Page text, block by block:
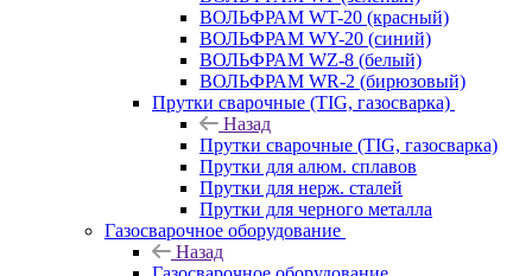
ВОЛЬФРАМ WT-20 (красный)
ВОЛЬФРАМ WY-20 (синий)
ВОЛЬФРАМ WZ-8 (белый)
ВОЛЬФРАМ WR-2 (бирюзовый)
Прутки сварочные (TIG, газосварка)
Назад
Прутки сварочные (TIG, газосварка)
Прутки для алюм. сплавов
Прутки для нерж. сталей
Прутки для черного металла
Газосварочное оборудование
Назад